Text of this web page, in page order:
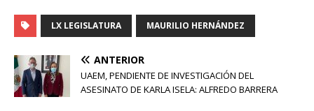
LX LEGISLATURA MAURILIO HERNÁNDEZ
ANTERIOR
UAEM, PENDIENTE DE INVESTIGACIÓN DEL
ASESINATO DE KARLA ISELA: ALFREDO BARRERA